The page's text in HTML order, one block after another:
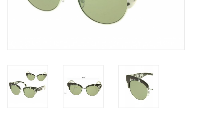
Charmin*s
Ohlala Jewels